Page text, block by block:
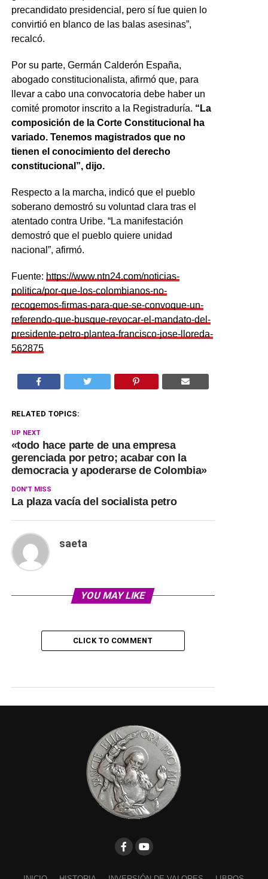
precandidato presidencial, pero sí fue quien lo
convirtió en blanco de las balas asesinas”,
recalcó.
Por su parte, Germán Calderón España,
abogado constitucionalista, afirmó que, para
llevar a cabo una convocatoria debe haber un
comité promotor inscrito a la Registraduría. “La
composición de la Corte Constitucional ha
variado. Tenemos magistrados que no
tienen el conocimiento del derecho
constitucional”, dijo.
Respecto a la marcha, indicó que el pueblo
soberano demostró su voluntad clara tras el
atentado contra Uribe. “La manifestación
demostró que el pueblo quiere unidad
nacional”, afirmó.
Fuente: https://www.ntn24.com/noticias-
politica/por-que-los-colombianos-no-
recogemos-firmas-para-que-se-convoque-un-
referendo-que-busque-revocar-el-mandato-del-
presidente-petro-plantea-francisco-jose-lloreda-
562875
RELATED TOPICS:
UP NEXT
«todo hace parte de una empresa
gerenciada por petro; acabar con la
democracia y apoderarse de Colombia»
DON'T MISS
La plaza vacía del socialista petro
saeta
YOU MAY LIKE
CLICK TO COMMENT